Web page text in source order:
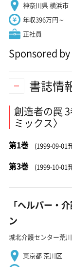
神奈川県 横浜市
年収396万円～
正社員
Sponsored by
書誌情
創造者の罠
ミックス〉
第1巻 (1999-09-01
第3巻 (1999-10-01
「ヘルパー・
ン
城北介護センター荒川
東京都 荒川区